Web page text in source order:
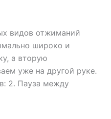
видов отжиманий
широко и
а вторую
уже на другой руке.
2. Пауза между